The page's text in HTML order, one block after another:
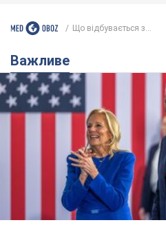
Дружина тяжкохворого
перший симптом, який
"агресивний" рак
Спершу лікарі не надали цьому
9 часов назад 12,7 т.
Її вбила Росія: померла